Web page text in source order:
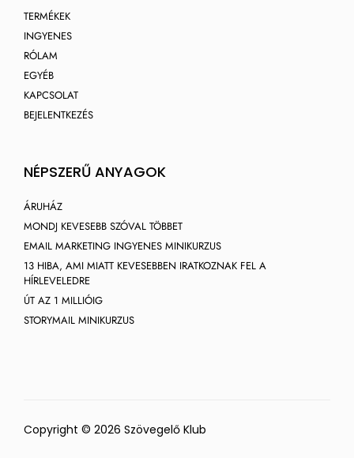
TERMÉKEK
INGYENES
RÓLAM
EGYÉB
KAPCSOLAT
BEJELENTKEZÉS
NÉPSZERŰ ANYAGOK
ÁRUHÁZ
MONDJ KEVESEBB SZÓVAL TÖBBET
EMAIL MARKETING INGYENES MINIKURZUS
13 HIBA, AMI MIATT KEVESEBBEN IRATKOZNAK FEL A
HÍRLEVELEDRE
ÚT AZ 1 MILLIÓIG
STORYMAIL MINIKURZUS
Copyright © 2026 Szövegelő Klub